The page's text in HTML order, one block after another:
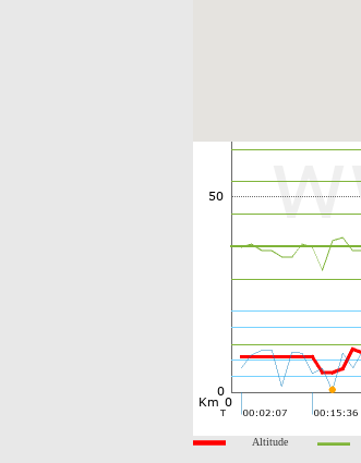
Altitude